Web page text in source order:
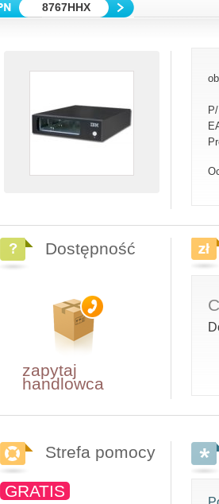
8767HHX
Dostępność
zapytaj
handlowca
Strefa pomocy
GRATIS